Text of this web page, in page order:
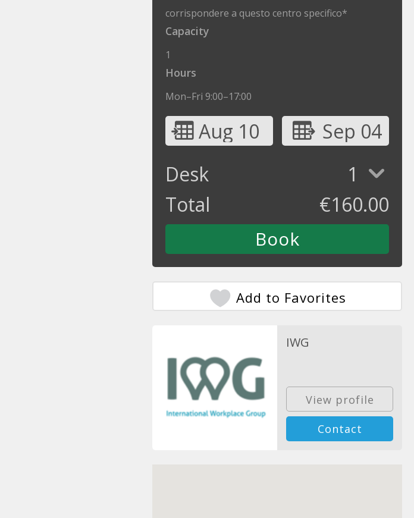
corrispondere a questo centro specifico*
Capacity
1
Hours
Mon–Fri 9:00–17:00
Aug 10
Sep 04
Desk
1
Total
€160.00
Add to Favorites
IWG
View profile
Contact